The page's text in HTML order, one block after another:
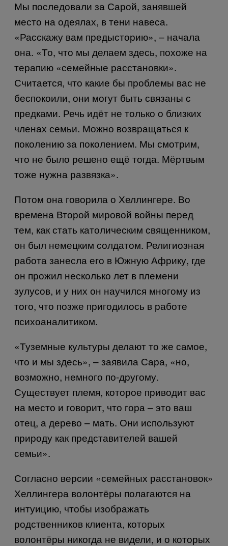
Мы последовали за Сарой, занявшей
место на одеялах, в тени навеса.
«Расскажу вам предысторию», – начала
она. «То, что мы делаем здесь, похоже на
терапию «семейные расстановки».
Считается, что какие бы проблемы вас не
беспокоили, они могут быть связаны с
предками. Речь идёт не только о близких
членах семьи. Можно возвращаться к
поколению за поколением. Мы смотрим,
что не было решено ещё тогда. Мёртвым
тоже нужна развязка».
Потом она говорила о Хеллингере. Во
времена Второй мировой войны перед
тем, как стать католическим священником,
он был немецким солдатом. Религиозная
работа занесла его в Южную Африку, где
он прожил несколько лет в племени
зулусов, и у них он научился многому из
того, что позже пригодилось в работе
психоаналитиком.
«Туземные культуры делают то же самое,
что и мы здесь», – заявила Сара, «но,
возможно, немного по-другому.
Существует племя, которое приводит вас
на место и говорит, что гора – это ваш
отец, а дерево – мать. Они используют
природу как представителей вашей
семьи».
Согласно версии «семейных расстановок»
Хеллингера волонтёры полагаются на
интуицию, чтобы изображать
родственников клиента, которых
волонтёры никогда не видели, и о которых